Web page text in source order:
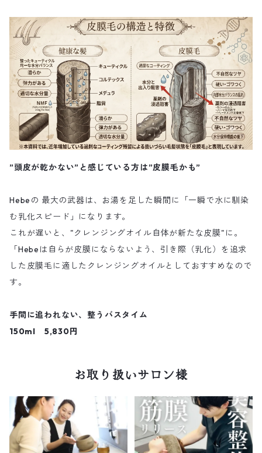
”頭皮が乾かない”と感じている方は”皮膜毛かも”
Hebeの 最大の武器は、お湯を足した瞬間に「一瞬で水に馴染
む乳化スピード」になります。
これが遅いと、"クレンジングオイル自体が新たな皮膜"に。
「Hebeは自らが皮膜にならないよう、引き際（乳化）を追求
した皮膜毛に適したクレンジングオイルとしておすすめなので
す。
手間に追われない、整うバスタイム
150ml 5,830円
お取り扱いサロン様